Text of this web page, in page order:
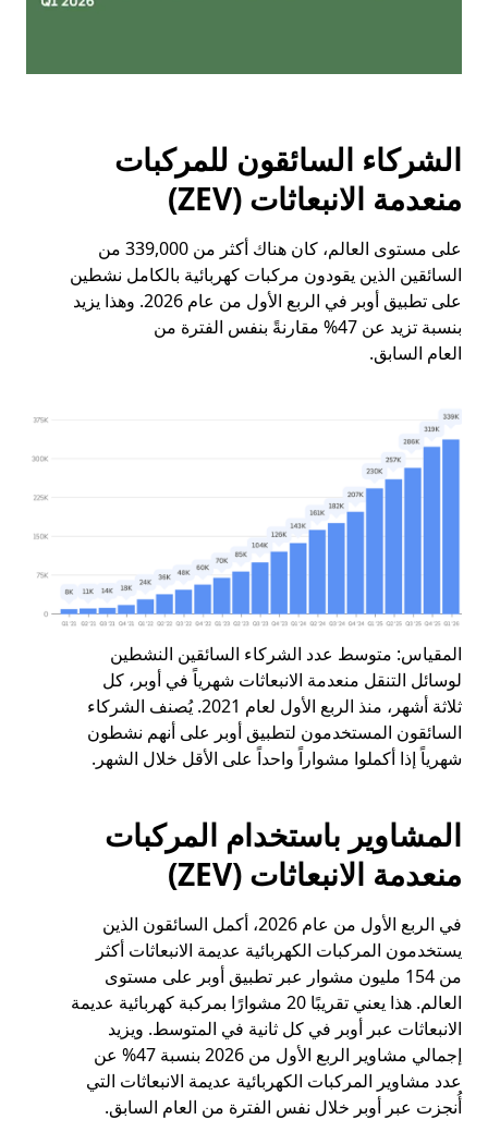
الشركاء السائقون للمركبات
منعدمة الانبعاثات (ZEV)
على مستوى العالم، كان هناك أكثر من 339,000 من
السائقين الذين يقودون مركبات كهربائية بالكامل نشطين
على تطبيق أوبر في الربع الأول من عام 2026. وهذا يزيد
بنسبة تزيد عن 47% مقارنةً بنفس الفترة من
العام السابق.
المقياس: متوسط عدد الشركاء السائقين النشطين
لوسائل التنقل منعدمة الانبعاثات شهرياً في أوبر، كل
ثلاثة أشهر، منذ الربع الأول لعام 2021. يُصنف الشركاء
السائقون المستخدمون لتطبيق أوبر على أنهم نشطون
شهرياً إذا أكملوا مشواراً واحداً على الأقل خلال الشهر.
المشاوير باستخدام المركبات
منعدمة الانبعاثات (ZEV)
في الربع الأول من عام 2026، أكمل السائقون الذين
يستخدمون المركبات الكهربائية عديمة الانبعاثات أكثر
من 154 مليون مشوار عبر تطبيق أوبر على مستوى
العالم. هذا يعني تقريبًا 20 مشوارًا بمركبة كهربائية عديمة
الانبعاثات عبر أوبر في كل ثانية في المتوسط. ويزيد
إجمالي مشاوير الربع الأول من 2026 بنسبة 47% عن
عدد مشاوير المركبات الكهربائية عديمة الانبعاثات التي
أُنجزت عبر أوبر خلال نفس الفترة من العام السابق.